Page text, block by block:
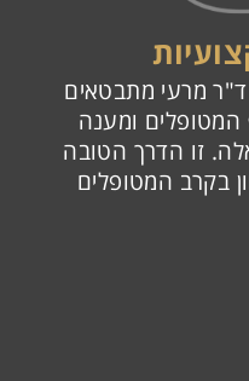
ד"ר מרעי מתבטאים
ומענה
זו הדרך הטובה
בקרב המטופלים